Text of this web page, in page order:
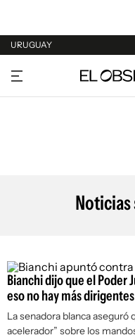
URUGUAY
URUGUAY
ARGENTINA
Bianchi dijo que el Poder
eso no hay más
La senadora blanca
acelerador” sobre los